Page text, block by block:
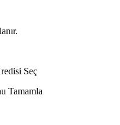
Seç
Tamamla